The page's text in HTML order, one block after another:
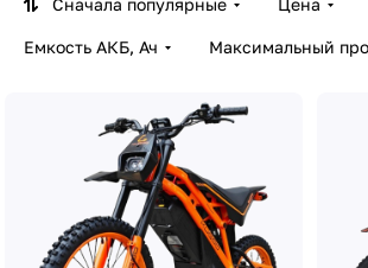
Сначала популярные Цена
Емкость АКБ, Ач Максимальный